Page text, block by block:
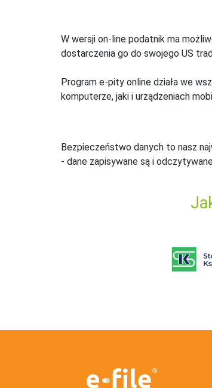
W wersji on-line podatnik ma
dostarczenia go do swojego US
Program e-pity online działa we
komputerze, jaki i urządzeniach
Bezpieczeństwo danych to nasz
- dane zapisywane są i